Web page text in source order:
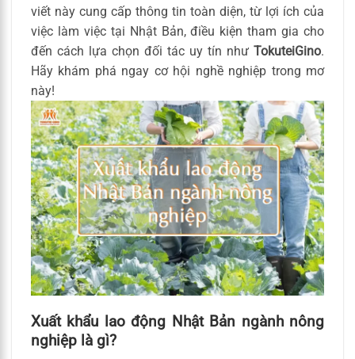
viết này cung cấp thông tin toàn diện, từ lợi ích của
việc làm việc tại Nhật Bản, điều kiện tham gia cho
đến cách lựa chọn đối tác uy tín như TokuteiGino.
Hãy khám phá ngay cơ hội nghề nghiệp trong mơ
này!
Xuất khẩu lao động Nhật Bản ngành nông
nghiệp là gì?